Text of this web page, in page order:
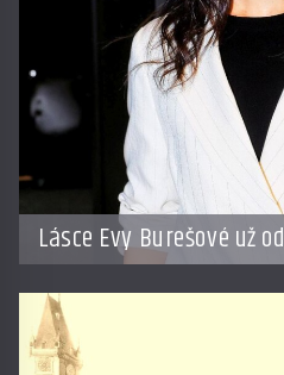
Lásce Evy Burešové už